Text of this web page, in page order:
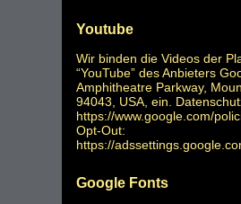
Youtube
Wir binden die Videos der
“YouTube” des Anbieters
Amphitheatre Parkway,
94043, USA, ein.
https://www.google.com/
Opt-Out:
https://
Google Fonts